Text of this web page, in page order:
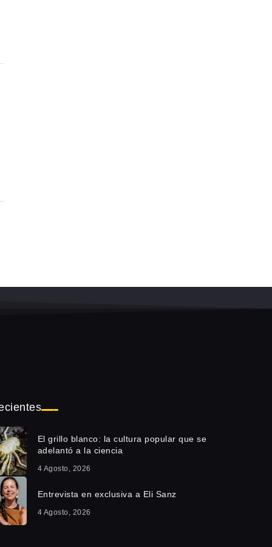
El grillo blanco: la cultura popular que se
adelantó a la ciencia
4 Agosto, 2026
Entrevista en exclusiva a Eli Sanz
4 Agosto, 2026